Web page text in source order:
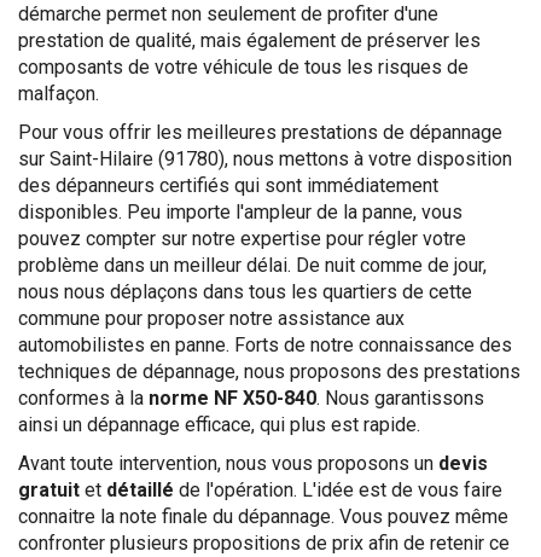
démarche permet non seulement de profiter d'une
prestation de qualité, mais également de préserver les
composants de votre véhicule de tous les risques de
malfaçon.
Pour vous offrir les meilleures prestations de dépannage
sur Saint-Hilaire (91780), nous mettons à votre disposition
des dépanneurs certifiés qui sont immédiatement
disponibles. Peu importe l'ampleur de la panne, vous
pouvez compter sur notre expertise pour régler votre
problème dans un meilleur délai. De nuit comme de jour,
nous nous déplaçons dans tous les quartiers de cette
commune pour proposer notre assistance aux
automobilistes en panne. Forts de notre connaissance des
techniques de dépannage, nous proposons des prestations
conformes à la norme NF X50-840. Nous garantissons
ainsi un dépannage efficace, qui plus est rapide.
Avant toute intervention, nous vous proposons un devis
gratuit et détaillé de l'opération. L'idée est de vous faire
connaitre la note finale du dépannage. Vous pouvez même
confronter plusieurs propositions de prix afin de retenir ce